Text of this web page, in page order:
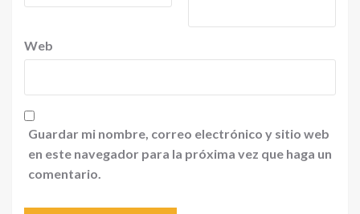
Web
Guardar mi nombre, correo electrónico y sitio web
en este navegador para la próxima vez que haga un
comentario.